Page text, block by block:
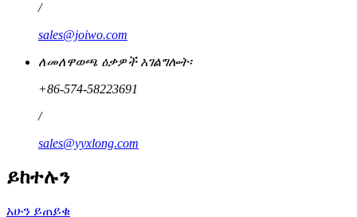
/
sales@joiwo.com
ለመለዋወጫ ዕቃዎች አገልግሎት፡
+86-574-58223691
/
sales@yyxlong.com
ይከተሉን
አሁን ይጠይቁ